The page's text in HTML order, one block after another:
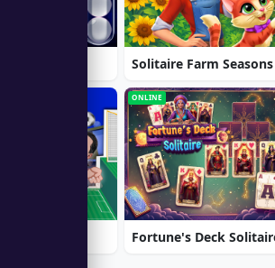
Solitaire Farm
ONLINE
Fortune's Deck